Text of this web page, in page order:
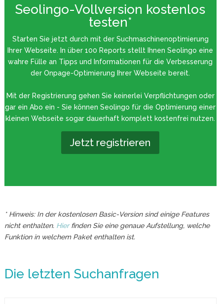
Seolingo-Vollversion kostenlos
testen*
Starten Sie jetzt durch mit der Suchmaschinenoptimierung
Ihrer Webseite. In über 100 Reports stellt Ihnen Seolingo eine
wahre Fülle an Tipps und Informationen für die Verbesserung
der Onpage-Optimierung Ihrer Webseite bereit.
Mit der Registrierung gehen Sie keinerlei Verpflichtungen oder
gar ein Abo ein - Sie können Seolingo für die Optimierung einer
kleinen Webseite sogar dauerhaft komplett kostenfrei nutzen.
Jetzt registrieren
* Hinweis: In der kostenlosen Basic-Version sind einige Features
nicht enthalten. Hierfinden Sie eine genaue Aufstellung, welche
Funktion in welchem Paket enthalten ist.
Die letzten Suchanfragen